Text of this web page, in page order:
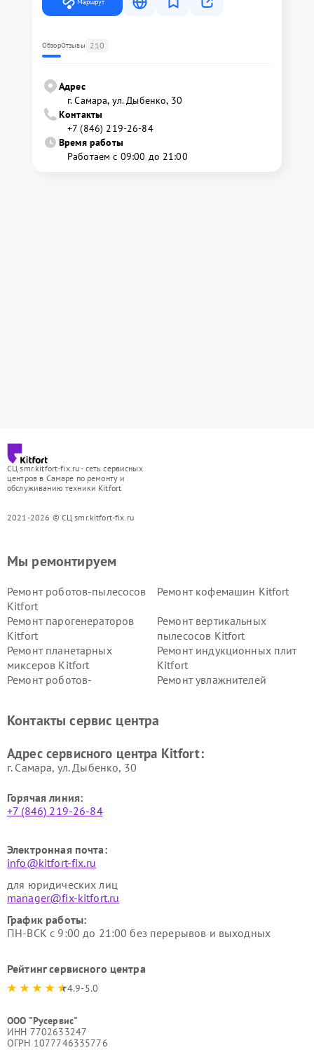
ОбзорОтзывы 210
Адрес
г. Самара, ул. Дыбенко, 30
Контакты
+7 (846) 219-26-84
Время работы
Работаем с 09:00 до 21:00
СЦ smr.kitfort-fix.ru - сеть сервисных
центров в Самаре по ремонту и
обслуживанию техники Kitfort
2021-2026 © СЦ smr.kitfort-fix.ru
Мы ремонтируем
Ремонт роботов-пылесосов
Kitfort
Ремонт кофемашин Kitfort
Ремонт парогенераторов
Kitfort
Ремонт вертикальных
пылесосов Kitfort
Ремонт планетарных
миксеров Kitfort
Ремонт индукционных плит
Kitfort
Ремонт роботов-
Ремонт увлажнителей
Kitfort
Kitfort
Kitfort
Kitfort
Контакты сервис центра
Адрес сервисного центра Kitfort:
г. Самара, ул. Дыбенко, 30
Горячая линия:
+7 (846) 219-26-84
Электронная почта:
info@kitfort-fix.ru
для юридических лиц
manager@fix-kitfort.ru
График работы:
ПН-ВСК с 9:00 до 21:00 без перерывов и выходных
Рейтинг сервисного центра
4.9-5.0
ООО "Русервис"
ИНН 7702633247
ОГРН 1077746335776